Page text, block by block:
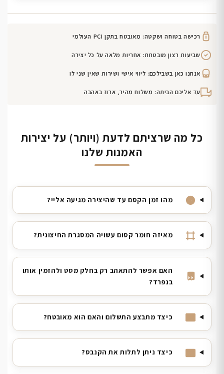
רכישה בטוחה ושקטה: מאובטח בתקן PCI העולמי
שביעות רצון מובטחת: אחריות מלאה על כל יצירה
אנחנו כאן בשבילכם: ליווי אישי ושירות שאין שני לו
עד אליכם הביתה: משלוח מהיר, ארוז באהבה
כל מה שרציתם לדעת (ויותר) על יצירות
האמנות שלנו
מהו זמן הקסם עד שהיצירה מגיעה אליי?
מאיזה חומר קסום עשויה המסגרת החיצונית?
האם אפשר להתאהב רק בחלק מסט ולהזמין אותו
בנפרד?
כיצד מתבצע התשלום והאם הוא מאובטח?
כיצד ניתן לתלות את הקנבס?